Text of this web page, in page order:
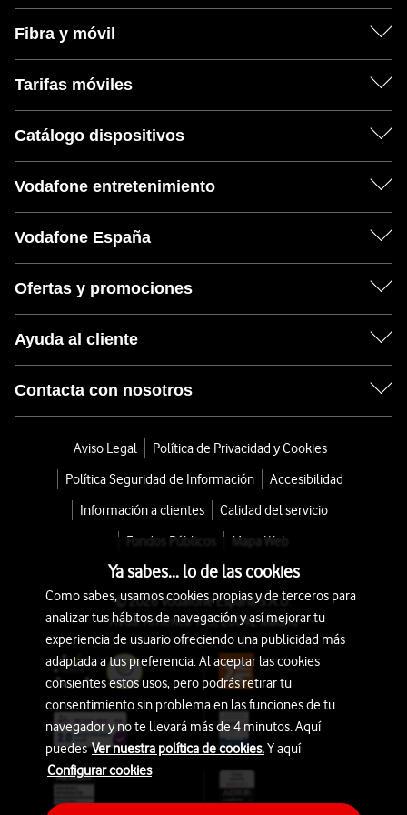
Fibra y móvil
Tarifas móviles
Catálogo dispositivos
Vodafone entretenimiento
Vodafone España
Ofertas y promociones
Ayuda al cliente
Contacta con nosotros
Aviso Legal
Política de Privacidad y Cookies
Política Seguridad de Información
Accesibilidad
Información a clientes
Calidad del servicio
Fondos Públicos
Mapa Web
© 2026 Vodafone España S.A.U.
Avda. América 115, 28042 Madrid
Ya sabes... lo de las cookies
Como sabes, usamos cookies propias y de terceros para
analizar tus hábitos de navegación y así mejorar tu
experiencia de usuario ofreciendo una publicidad más
adaptada a tus preferencia. Al aceptar las cookies
consientes estos usos, pero podrás retirar tu
consentimiento sin problema en las funciones de tu
navegador y no te llevará más de 4 minutos. Aquí
puedesVer nuestra política de cookies.Y aquí
Configurar cookies